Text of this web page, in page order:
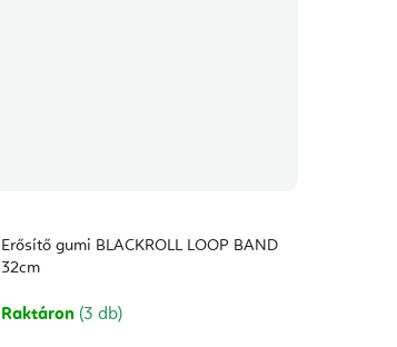
Erősítő gumi BLACKROLL LOOP BAND
32cm
Raktáron (3 db)